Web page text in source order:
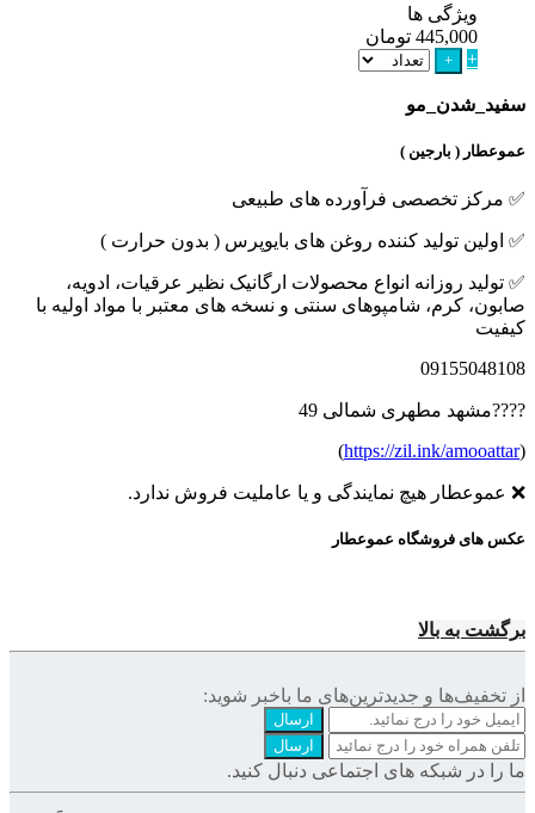
ویژگی ها
445,000 تومان
+
+
سفید_شدن_مو
عموعطار ( بارجین )
✅ مرکز تخصصی فرآورده های طبیعی
✅ اولین تولید کننده روغن های بایوپرس ( بدون حرارت )
✅ تولید روزانه انواع محصولات ارگانیک نظیر عرقیات، ادویه،
صابون، کرم، شامپوهای سنتی و نسخه های معتبر با مواد اولیه با
کیفیت
09155048108
????مشهد مطهری شمالی 49
(
https://zil.ink/amooattar
)
❌ عموعطار هیچ نمایندگی و یا عاملیت فروش ندارد.
عکس های فروشگاه عموعطار
برگشت به بالا
از تخفیف‌ها و جدیدترین‌های ما‌ باخبر شوید:
ارسال
ارسال
ما را در شبکه های اجتماعی دنبال کنید.